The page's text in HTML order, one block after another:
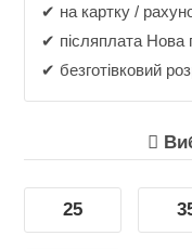
✔ на картку /
✔ післяплата Нова
✔ безготівковий
25